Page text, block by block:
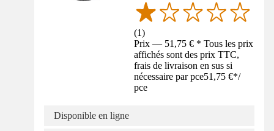
(1)
Prix — 51,75 € * Tous les prix
affichés sont des prix TTC,
frais de livraison en sus si
nécessaire par pce51,75 €*/
pce
Disponible en ligne